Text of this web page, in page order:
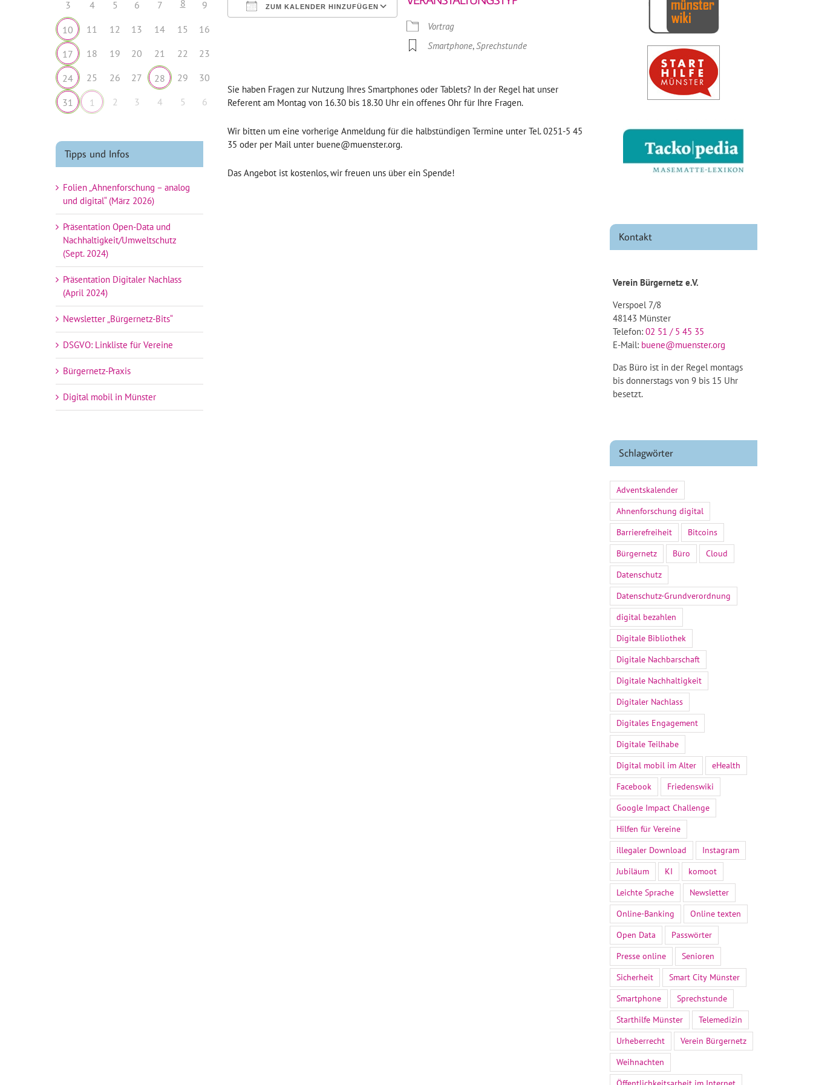
ZUM KALENDER HINZUFÜGEN
Google Kalender
Vortrag
Smartphone,Sprechstunde
Sie haben Fragen zur Nutzung Ihres Smartphones oder Tablets? In der Regel hat unser
Referent am Montag von 16.30 bis 18.30 Uhr ein offenes Ohr für Ihre Fragen.
Wir bitten um eine vorherige Anmeldung für die halbstündigen Termine unter Tel. 0251-5 45
35 oder per Mail unter buene@muenster.org.
Das Angebot ist kostenlos, wir freuen uns über ein Spende!
3
4 5 6 7 8 9
10 11 12 13 14 15 16
17 18 19 20 21 22 23
24 25 26 27 28 29 30
31 1 2 3 4 5 6
Tipps und Infos
Folien „Ahnenforschung – analog
und digital“ (März 2026)
Präsentation Open-Data und
Nachhaltigkeit/Umweltschutz
(Sept. 2024)
Präsentation Digitaler Nachlass
(April 2024)
Newsletter „Bürgernetz-Bits“
DSGVO: Linkliste für Vereine
Bürgernetz-Praxis
Digital mobil in Münster
Kontakt
Verein Bürgernetz e.V.
Verspoel 7/8
48143 Münster
Telefon:02 51 / 5 45 35
E-Mail: buene@muenster.org
Das Büro ist in der Regel montags
bis donnerstags von 9 bis 15 Uhr
besetzt.
Schlagwörter
Adventskalender
Ahnenforschung digital
Barrierefreiheit
Bitcoins
Bürgernetz
Büro
Cloud
Datenschutz
Datenschutz-Grundverordnung
digital bezahlen
Digitale Bibliothek
Digitale Nachbarschaft
Digitale Nachhaltigkeit
Digitaler Nachlass
Digitales Engagement
Digitale Teilhabe
Digital mobil im Alter
eHealth
Facebook
Friedenswiki
Google Impact Challenge
Hilfen für Vereine
illegaler Download
Instagram
Jubiläum
KI
komoot
Leichte Sprache
Newsletter
Online-Banking
Online texten
Open Data
Passwörter
Presse online
Senioren
Sicherheit
Smart City Münster
Smartphone
Sprechstunde
Starthilfe Münster
Telemedizin
Urheberrecht
Verein Bürgernetz
Weihnachten